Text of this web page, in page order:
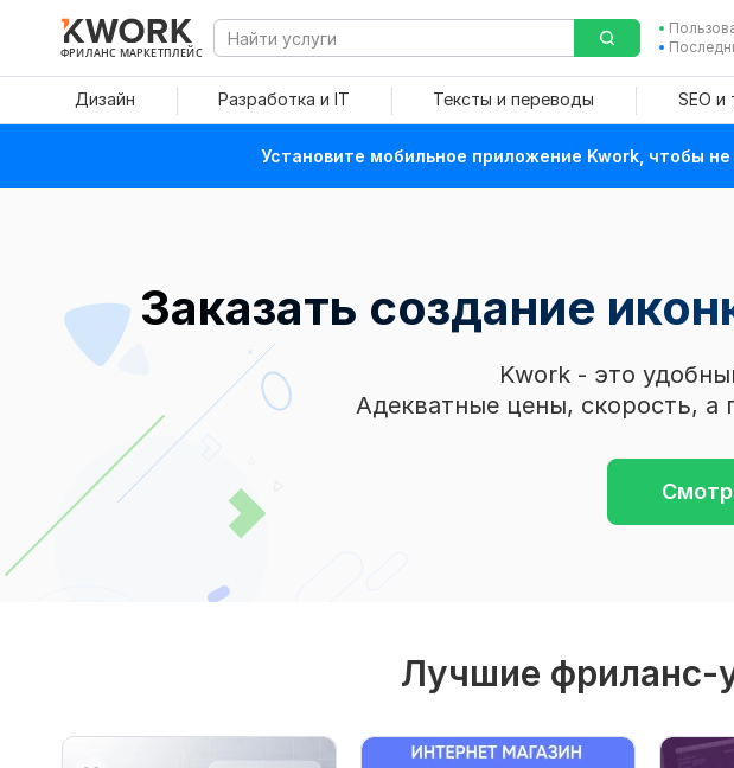
ФРИЛАНС МАРКЕТПЛЕЙС
Дизайн Разработка и IT Тексты и переводы SEO и
Установите мобильное приложение Kwork, чтобы
Заказать создание
Kwork - это
Адекватные цены, скорость, а
Лучшие фриланс-